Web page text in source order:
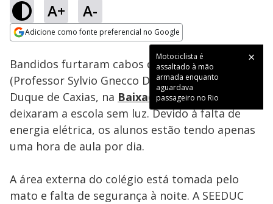
A+ A-
Adicione como fonte preferencial no Google
Motociclista é
assaltado à mão
armada enquanto
aguardava
passageiro no Rio
Ativar
Loaded
23.55%
Bandidos furtaram cabos do Ciep 370
(Professor Sylvio Gnecco De Carvalho), em
Duque de Caxias, na Baixada Fluminense
deixaram a escola sem luz. Devido à falta de
energia elétrica, os alunos estão tendo apenas
uma hora de aula por dia.
A área externa do colégio está tomada pelo
mato e falta de segurança à noite. A SEEDUC